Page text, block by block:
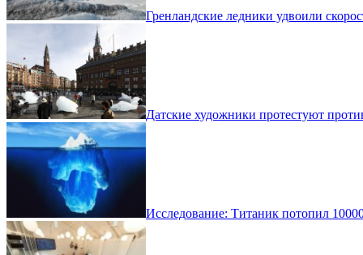
Гренландские ледники удвоили
Датские художники протестуют
Исследование: Титаник потопил